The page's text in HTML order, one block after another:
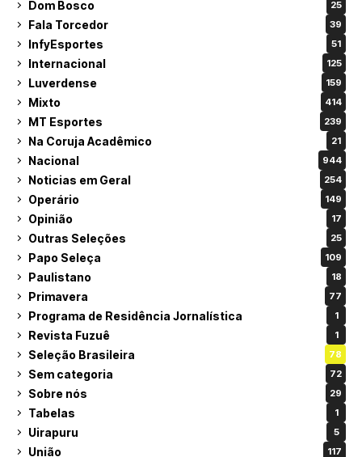
Dom Bosco 25
Fala Torcedor 39
InfyEsportes 51
Internacional 125
Luverdense 159
Mixto 414
MT Esportes 239
Na Coruja Acadêmico 21
Nacional 944
Noticias em Geral 254
Operário 149
Opinião 17
Outras Seleções 25
Papo Seleça 109
Paulistano 18
Primavera 77
Programa de Residência Jornalística 1
Revista Fuzuê 1
Seleção Brasileira 78
Sem categoria 72
Sobre nós 29
Tabelas 1
Uirapuru 5
União 117